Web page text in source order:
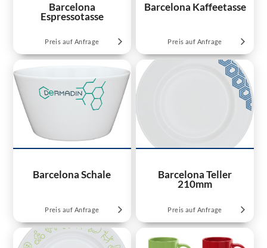
Barcelona
Espressotasse
Preis auf Anfrage
Barcelona Kaffeetasse
Preis auf Anfrage
Barcelona Schale
Preis auf Anfrage
Barcelona Teller
210mm
Preis auf Anfrage